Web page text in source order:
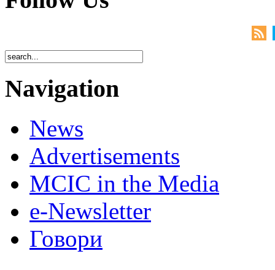
Navigation
News
Advertisements
MCIC in the Media
e-Newsletter
Говори